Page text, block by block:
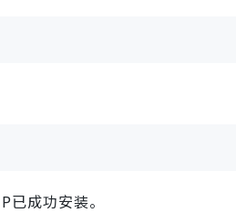
成功安装。